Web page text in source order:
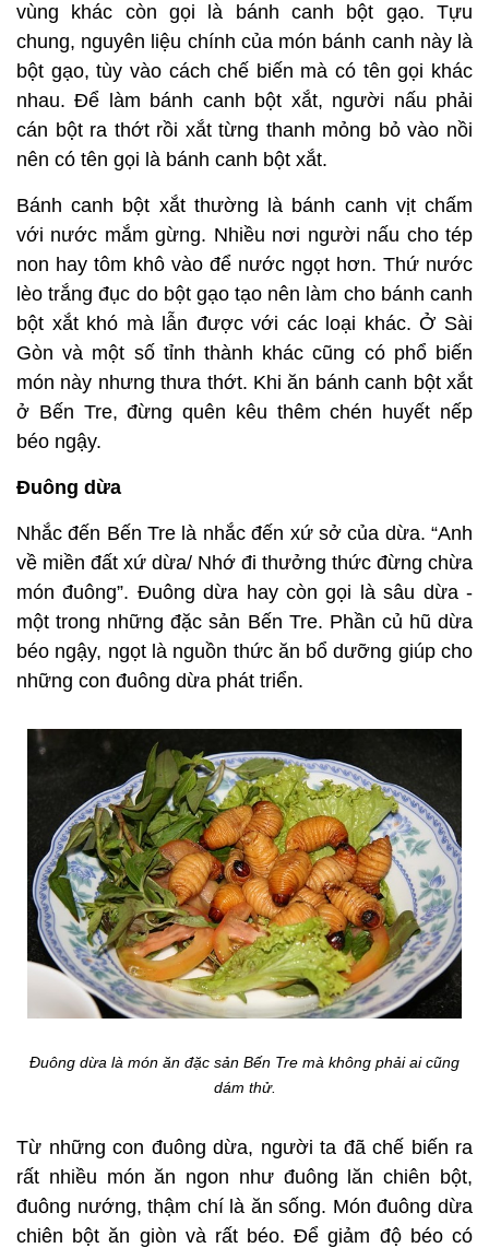
vùng khác còn gọi là bánh canh bột gạo. Tựu
chung, nguyên liệu chính của món bánh canh này là
bột gạo, tùy vào cách chế biến mà có tên gọi khác
nhau. Để làm bánh canh bột xắt, người nấu phải
cán bột ra thớt rồi xắt từng thanh mỏng bỏ vào nồi
nên có tên gọi là bánh canh bột xắt.
Bánh canh bột xắt thường là bánh canh vịt chấm
với nước mắm gừng. Nhiều nơi người nấu cho tép
non hay tôm khô vào để nước ngọt hơn. Thứ nước
lèo trắng đục do bột gạo tạo nên làm cho bánh canh
bột xắt khó mà lẫn được với các loại khác. Ở Sài
Gòn và một số tỉnh thành khác cũng có phổ biến
món này nhưng thưa thớt. Khi ăn bánh canh bột xắt
ở Bến Tre, đừng quên kêu thêm chén huyết nếp
béo ngậy.
Đuông dừa
Nhắc đến Bến Tre là nhắc đến xứ sở của dừa. “Anh
về miền đất xứ dừa/ Nhớ đi thưởng thức đừng chừa
món đuông”. Đuông dừa hay còn gọi là sâu dừa -
một trong những đặc sản Bến Tre. Phần củ hũ dừa
béo ngậy, ngọt là nguồn thức ăn bổ dưỡng giúp cho
những con đuông dừa phát triển.
Đuông dừa là món ăn đặc sản Bến Tre mà không phải ai cũng
dám thử.
Từ những con đuông dừa, người ta đã chế biến ra
rất nhiều món ăn ngon như đuông lăn chiên bột,
đuông nướng, thậm chí là ăn sống. Món đuông dừa
chiên bột ăn giòn và rất béo. Để giảm độ béo có